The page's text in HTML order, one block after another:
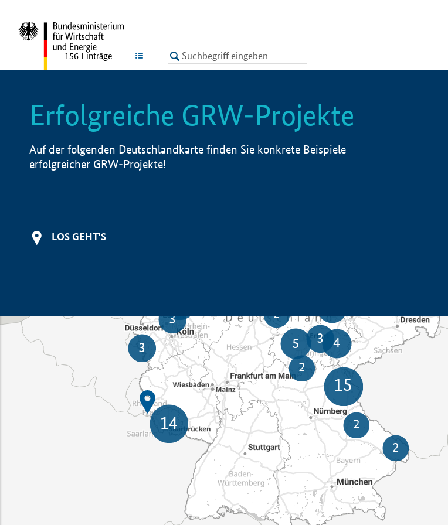
LISTE
156 Einträge
Erfolgreiche GRW-Projekte
Auf der folgenden Deutschlandkarte finden Sie konkrete Beispiele
erfolgreicher GRW-Projekte!
LOS GEHT'S